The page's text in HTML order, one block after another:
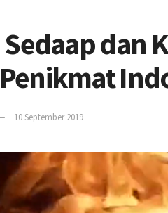
dan
10 September 2019